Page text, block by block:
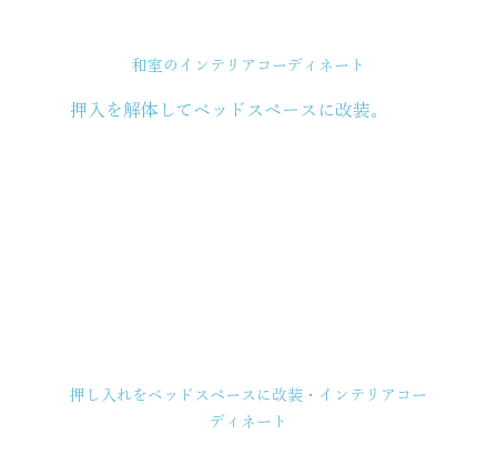
和室のインテリアコーディネート
押入を解体してベッドスペースに改装。
押し入れをベッドスペースに改装・インテリアコー
ディネート